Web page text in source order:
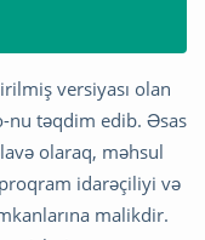
versiyası olan
nu təqdim edib. Əsas
olaraq, məhsul
idarəçiliyi və
malikdir.